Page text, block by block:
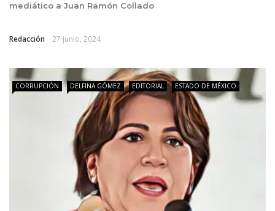
mediático a Juan Ramón Collado
Redacción 27 junio, 2024
CORRUPCIÓN DELFINA GÓMEZ EDITORIAL ESTADO DE MÉXICO